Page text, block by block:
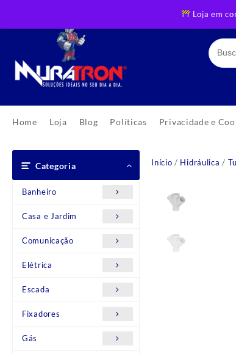
Loja em
content
Home Loja Blog Políticas Privacidade e
Categoria
Banheiro
Casa e Jardim
Comunicação
Elétrica
Escada
Fixadores
Gás
Início / Hidráulica /